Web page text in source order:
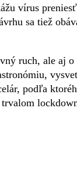
vírus
sa tiež
ruch, ale aj o
podľa